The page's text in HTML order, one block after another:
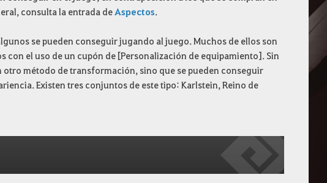
consulta la entrada deAspectos.
se pueden conseguir jugando al juego. Muchos de ellos son
el uso de un cupón de [Personalización de equipamiento]. Sin
método de transformación, sino que se pueden conseguir
Existen tres conjuntos de este tipo: Karlstein, Reino de